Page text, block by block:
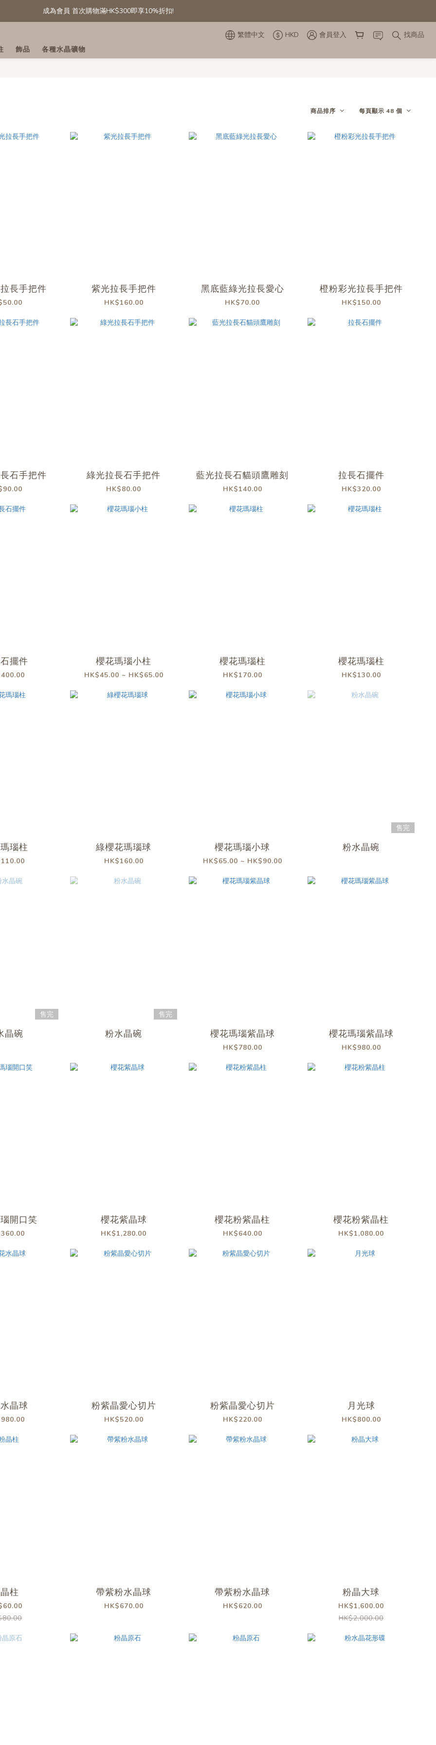
成為會員 首次購物滿HK$300即享10%折扣!
成為會員 首次購物滿HK$300即享10%折扣!
精選白水晶晶簇及晶球 低至六折
繁體中文 HKD 會員登入
找商品
飾品 各種水晶礦物
商品排序 每頁顯示 48 個
長手把件 紫光拉長手把件
HK$160.00
黑底藍綠光拉長愛心
HK$70.00
橙粉彩光拉長手把件
HK$150.00
石手把件 綠光拉長石手把件
HK$80.00
藍光拉長石貓頭鷹雕刻
HK$140.00
拉長石擺件
HK$320.00
擺件 櫻花瑪瑙小柱
HK$45.00 ~ HK$65.00
櫻花瑪瑙柱
HK$170.00
櫻花瑪瑙柱
HK$130.00
瑙柱 綠櫻花瑪瑙球
HK$160.00
櫻花瑪瑙小球
HK$65.00 ~ HK$90.00
售完
粉水晶碗
售完
晶碗
售完
粉水晶碗 櫻花瑪瑙紫晶球
HK$780.00
櫻花瑪瑙紫晶球
HK$980.00
開口笑 櫻花紫晶球
HK$1,280.00
櫻花粉紫晶柱
HK$640.00
櫻花粉紫晶柱
HK$1,080.00
晶球 粉紫晶愛心切片
HK$520.00
粉紫晶愛心切片
HK$220.00
月光球
HK$800.00
柱 帶紫粉水晶球
HK$670.00
帶紫粉水晶球
HK$620.00
粉晶大球
HK$1,600.00
HK$2,000.00